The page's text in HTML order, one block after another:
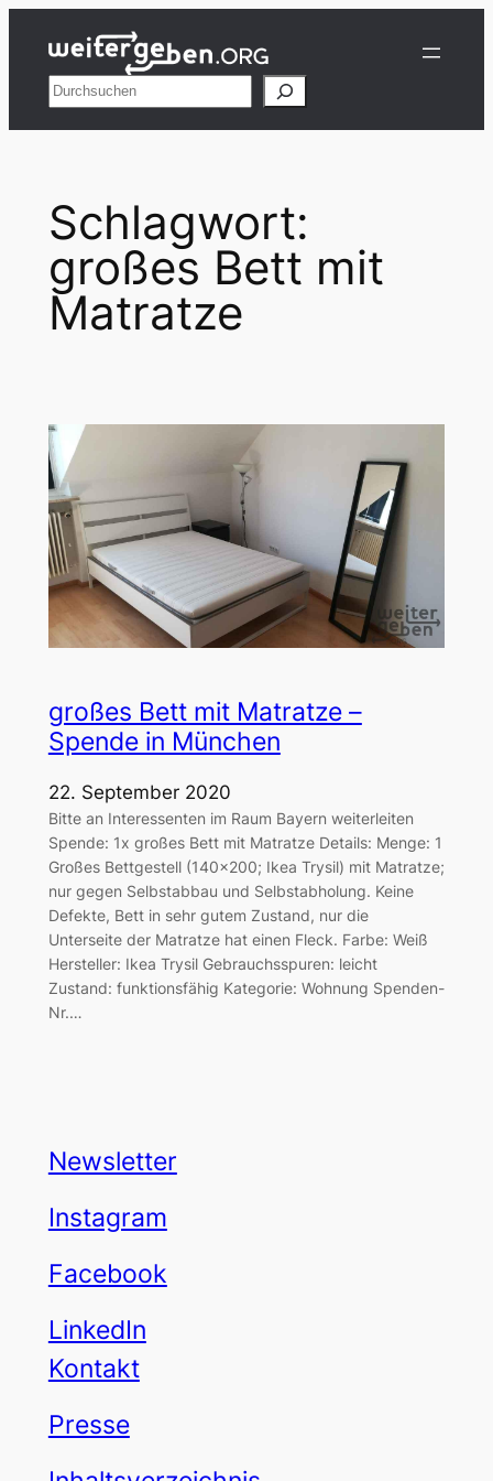
Inhalt
springenSuchen
Schlagwort:
großes Bett mit
Matratze
großes Bett mit Matratze –
Spende in München
22. September 2020
Bitte an Interessenten im Raum Bayern weiterleiten
Spende: 1x großes Bett mit Matratze Details: Menge: 1
Großes Bettgestell (140×200; Ikea Trysil) mit Matratze;
nur gegen Selbstabbau und Selbstabholung. Keine
Defekte, Bett in sehr gutem Zustand, nur die
Unterseite der Matratze hat einen Fleck. Farbe: Weiß
Hersteller: Ikea Trysil Gebrauchsspuren: leicht
Zustand: funktionsfähig Kategorie: Wohnung Spenden-
Nr.…
Newsletter
Instagram
Facebook
LinkedIn
Kontakt
Presse